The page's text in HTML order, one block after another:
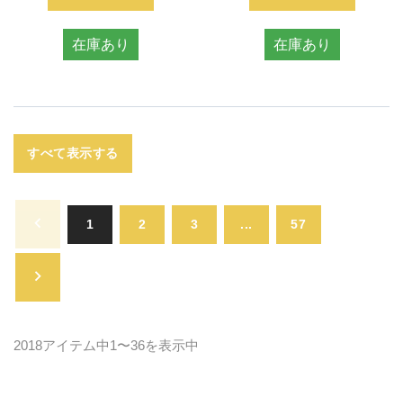
在庫あり 在庫あり
すべて表示する
1 2 3 ... 57
2018アイテム中1〜36を表示中